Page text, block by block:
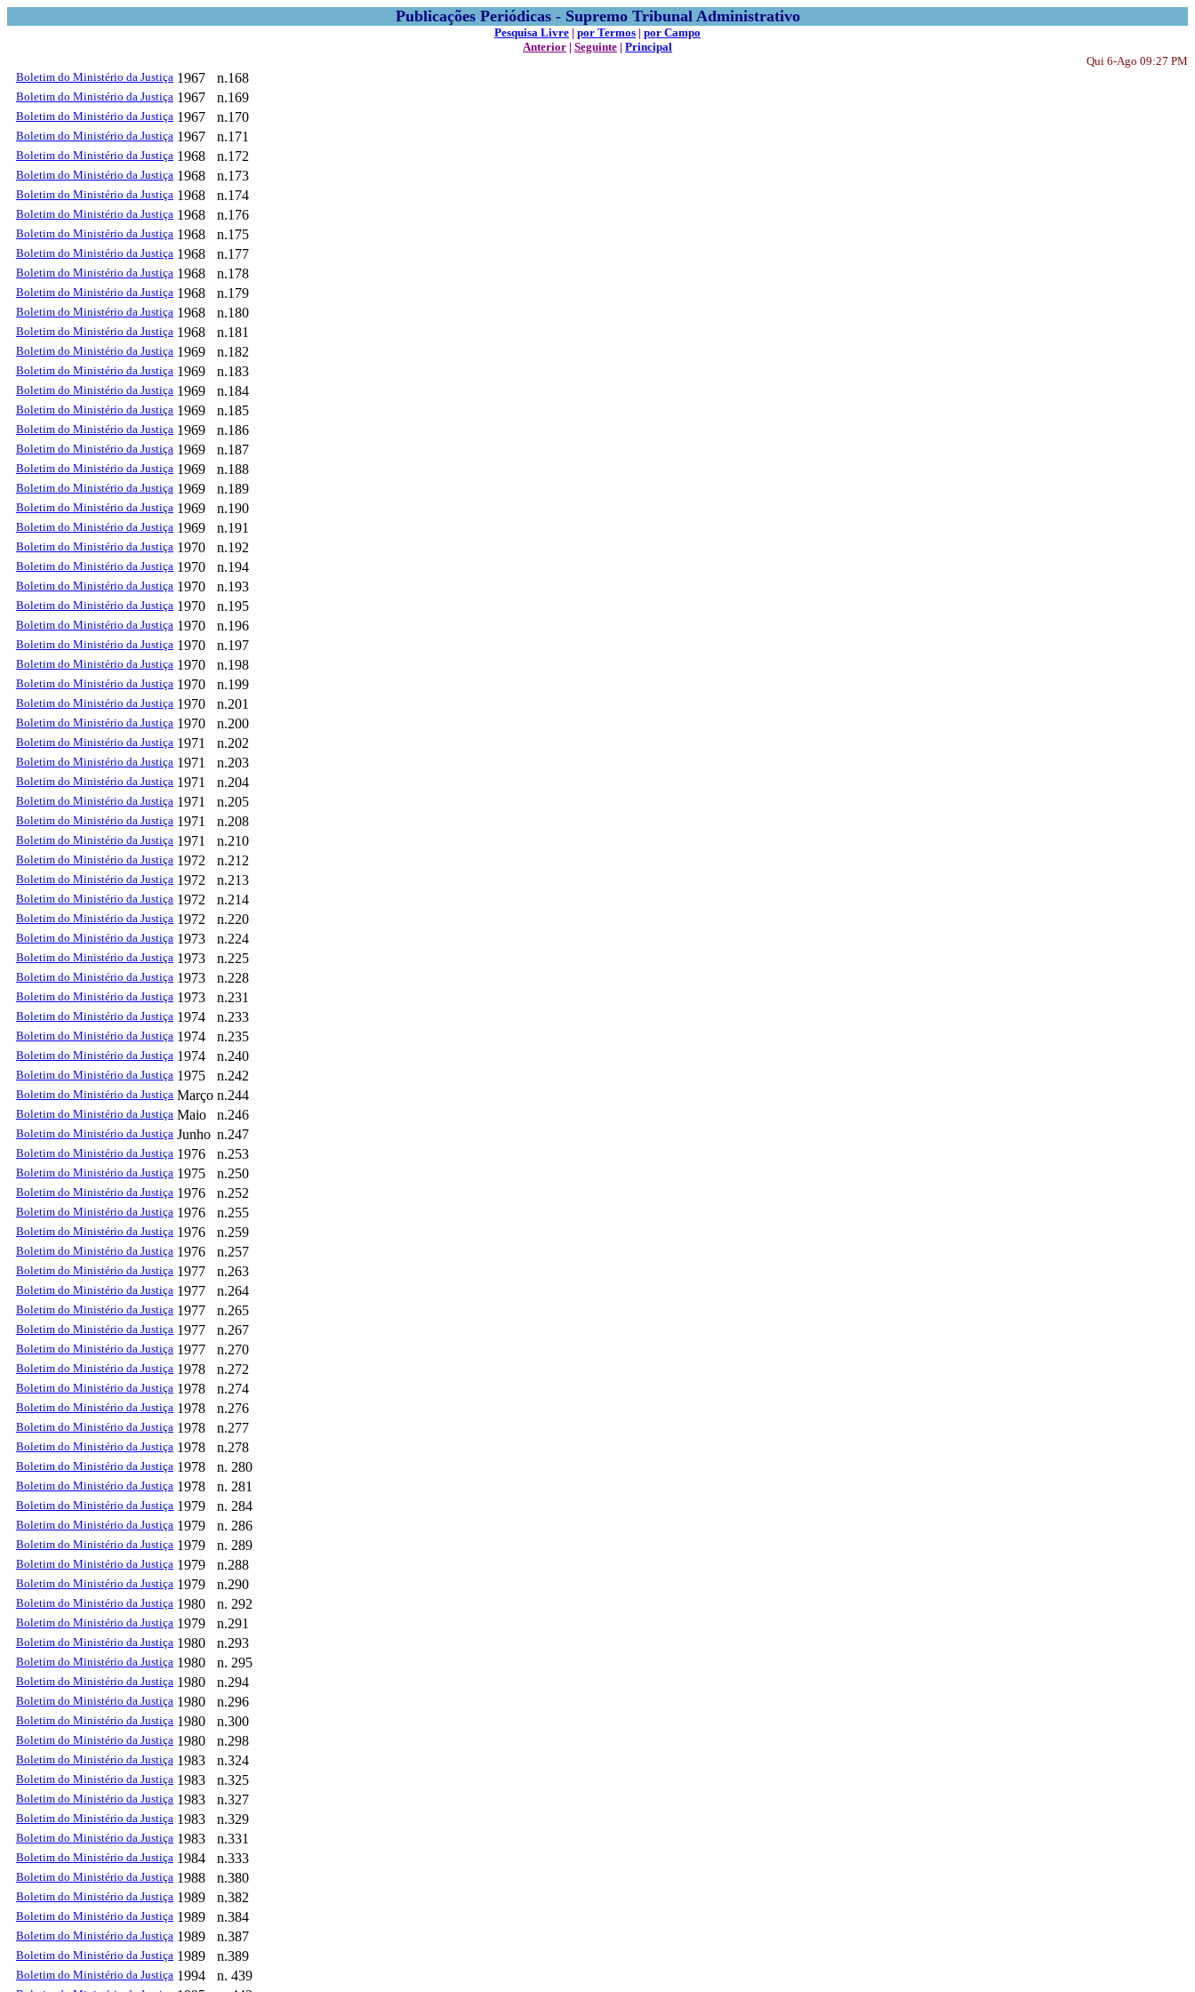
Publicações Periódicas - Supremo Tribunal Administrativo
Pesquisa Livre | por Termos | por Campo
Anterior | Seguinte | Principal
Qui 6-Ago 09:27 PM
Boletim do Ministério da Justiça 1967 n.168
Boletim do Ministério da Justiça 1967 n.169
Boletim do Ministério da Justiça 1967 n.170
Boletim do Ministério da Justiça 1967 n.171
Boletim do Ministério da Justiça 1968 n.172
Boletim do Ministério da Justiça 1968 n.173
Boletim do Ministério da Justiça 1968 n.174
Boletim do Ministério da Justiça 1968 n.176
Boletim do Ministério da Justiça 1968 n.175
Boletim do Ministério da Justiça 1968 n.177
Boletim do Ministério da Justiça 1968 n.178
Boletim do Ministério da Justiça 1968 n.179
Boletim do Ministério da Justiça 1968 n.180
Boletim do Ministério da Justiça 1968 n.181
Boletim do Ministério da Justiça 1969 n.182
Boletim do Ministério da Justiça 1969 n.183
Boletim do Ministério da Justiça 1969 n.184
Boletim do Ministério da Justiça 1969 n.185
Boletim do Ministério da Justiça 1969 n.186
Boletim do Ministério da Justiça 1969 n.187
Boletim do Ministério da Justiça 1969 n.188
Boletim do Ministério da Justiça 1969 n.189
Boletim do Ministério da Justiça 1969 n.190
Boletim do Ministério da Justiça 1969 n.191
Boletim do Ministério da Justiça 1970 n.192
Boletim do Ministério da Justiça 1970 n.194
Boletim do Ministério da Justiça 1970 n.193
Boletim do Ministério da Justiça 1970 n.195
Boletim do Ministério da Justiça 1970 n.196
Boletim do Ministério da Justiça 1970 n.197
Boletim do Ministério da Justiça 1970 n.198
Boletim do Ministério da Justiça 1970 n.199
Boletim do Ministério da Justiça 1970 n.201
Boletim do Ministério da Justiça 1970 n.200
Boletim do Ministério da Justiça 1971 n.202
Boletim do Ministério da Justiça 1971 n.203
Boletim do Ministério da Justiça 1971 n.204
Boletim do Ministério da Justiça 1971 n.205
Boletim do Ministério da Justiça 1971 n.208
Boletim do Ministério da Justiça 1971 n.210
Boletim do Ministério da Justiça 1972 n.212
Boletim do Ministério da Justiça 1972 n.213
Boletim do Ministério da Justiça 1972 n.214
Boletim do Ministério da Justiça 1972 n.220
Boletim do Ministério da Justiça 1973 n.224
Boletim do Ministério da Justiça 1973 n.225
Boletim do Ministério da Justiça 1973 n.228
Boletim do Ministério da Justiça 1973 n.231
Boletim do Ministério da Justiça 1974 n.233
Boletim do Ministério da Justiça 1974 n.235
Boletim do Ministério da Justiça 1974 n.240
Boletim do Ministério da Justiça 1975 n.242
Boletim do Ministério da Justiça Março n.244
Boletim do Ministério da Justiça Maio n.246
Boletim do Ministério da Justiça Junho n.247
Boletim do Ministério da Justiça 1976 n.253
Boletim do Ministério da Justiça 1975 n.250
Boletim do Ministério da Justiça 1976 n.252
Boletim do Ministério da Justiça 1976 n.255
Boletim do Ministério da Justiça 1976 n.259
Boletim do Ministério da Justiça 1976 n.257
Boletim do Ministério da Justiça 1977 n.263
Boletim do Ministério da Justiça 1977 n.264
Boletim do Ministério da Justiça 1977 n.265
Boletim do Ministério da Justiça 1977 n.267
Boletim do Ministério da Justiça 1977 n.270
Boletim do Ministério da Justiça 1978 n.272
Boletim do Ministério da Justiça 1978 n.274
Boletim do Ministério da Justiça 1978 n.276
Boletim do Ministério da Justiça 1978 n.277
Boletim do Ministério da Justiça 1978 n.278
Boletim do Ministério da Justiça 1978 n. 280
Boletim do Ministério da Justiça 1978 n. 281
Boletim do Ministério da Justiça 1979 n. 284
Boletim do Ministério da Justiça 1979 n. 286
Boletim do Ministério da Justiça 1979 n. 289
Boletim do Ministério da Justiça 1979 n.288
Boletim do Ministério da Justiça 1979 n.290
Boletim do Ministério da Justiça 1980 n. 292
Boletim do Ministério da Justiça 1979 n.291
Boletim do Ministério da Justiça 1980 n.293
Boletim do Ministério da Justiça 1980 n. 295
Boletim do Ministério da Justiça 1980 n.294
Boletim do Ministério da Justiça 1980 n.296
Boletim do Ministério da Justiça 1980 n.300
Boletim do Ministério da Justiça 1980 n.298
Boletim do Ministério da Justiça 1983 n.324
Boletim do Ministério da Justiça 1983 n.325
Boletim do Ministério da Justiça 1983 n.327
Boletim do Ministério da Justiça 1983 n.329
Boletim do Ministério da Justiça 1983 n.331
Boletim do Ministério da Justiça 1984 n.333
Boletim do Ministério da Justiça 1988 n.380
Boletim do Ministério da Justiça 1989 n.382
Boletim do Ministério da Justiça 1989 n.384
Boletim do Ministério da Justiça 1989 n.387
Boletim do Ministério da Justiça 1989 n.389
Boletim do Ministério da Justiça 1994 n. 439